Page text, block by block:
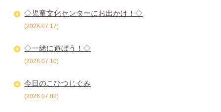
◇児童文化センターにお出かけ！◇
(2026.07.17)
◇一緒に遊ぼう！◇
(2026.07.10)
今日のこひつじぐみ
(2026.07.02)